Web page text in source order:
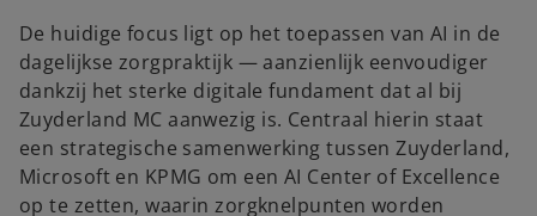
De huidige focus ligt op het toepassen van AI in de
dagelijkse zorgpraktijk — aanzienlijk eenvoudiger
dankzij het sterke digitale fundament dat al bij
Zuyderland MC aanwezig is. Centraal hierin staat
een strategische samenwerking tussen Zuyderland,
Microsoft en KPMG om een AI Center of Excellence
op te zetten, waarin zorgknelpunten worden